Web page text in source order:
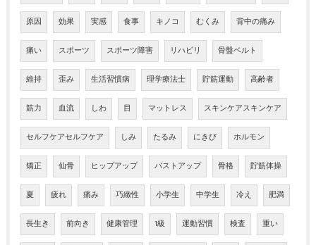
原因 効果 実感 食事 キノコ むくみ 背中の痛み
痛い スポーツ スポーツ障害 リハビリ 骨盤ベルト
維持 歪み 生活習慣病 理学療法士 貯筋運動 高齢者
筋力 血流 しわ 目 マットレス スキンケアスキンケア
セルフケアセルフケア しみ たるみ にきび ホルモン
矯正 仙骨 ヒップアップ バストアップ 骨格 貯筋体操
夏 疲れ 痛み 巧緻性 小学生 中学生 冷え 肥満
長生き 前向き 健康管理 1級 運動習慣 検査 重い